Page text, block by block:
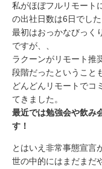
私がほぼフルリモート
の出社日数は6日でした
最初はおっかなびっく
ですが、、
ラクーンがリモート推
段階だったということ
どんどんリモートでコ
てきました。
最近では勉強会や飲み
す！
とはいえ非常事態宣言
世の中的にはまだまだ